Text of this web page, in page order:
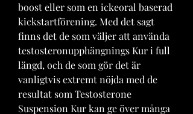
boost eller som en ickeoral baserad
kickstartförening. Med det sagt
finns det de som väljer att använda
testosteronupphängnings Kur i full
längd, och de som gör det är
vanligtvis extremt nöjda med de
resultat som Testosterone
Suspension Kur kan ge över många